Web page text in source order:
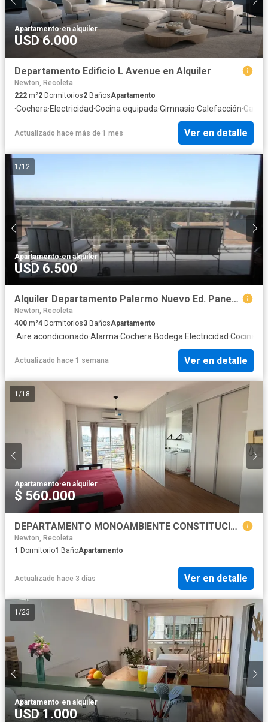
Apartamento·en alquiler
USD 6.000
Departamento Edificio L Avenue en Alquiler
Newton, Recoleta
222 m²2 Dormitorios2 BañosApartamento
·Cochera·Electricidad·Cocina equipada·Gimnasio·Calefacción·Gas
Actualizado hace más de 1 mes Ver en detalle
1 /12
Apartamento·en alquiler
USD 6.500
Alquiler Departamento Palermo Nuevo Ed. Panedile piso alto vista río 400m2 - 4 dorm - 2 coch
Newton, Recoleta
400 m²4 Dormitorios3 BañosApartamento
·Aire acondicionado·Alarma·Cochera·Bodega·Electricidad·Cocina
Actualizado hace 1 semana Ver en detalle
1 /18
Apartamento·en alquiler
$ 560.000
DEPARTAMENTO MONOAMBIENTE CONSTITUCION CON BALCON
Newton, Recoleta
1 Dormitorio1 BañoApartamento
Actualizado hace 3 días Ver en detalle
1 /23
Apartamento·en alquiler
USD 1.000